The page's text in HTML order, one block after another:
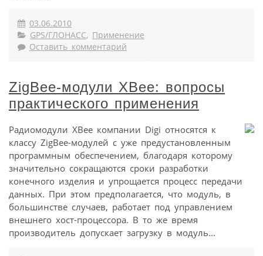
03.06.2010
GPS/ГЛОНАСС, Применение
Оставить комментарий
ZigBee-модули XBee: вопросы
практического применения
Радиомодули XBee компании Digi относятся к
классу ZigBee-модулей с уже предустановленным
программным обеспечением, благодаря которому
значительно сокращаются сроки разработки
конечного изделия и упрощается процесс передачи
данных. При этом предполагается, что модуль, в
большинстве случаев, работает под управлением
внешнего хост-процессора. В то же время
производитель допускает загрузку в модуль...